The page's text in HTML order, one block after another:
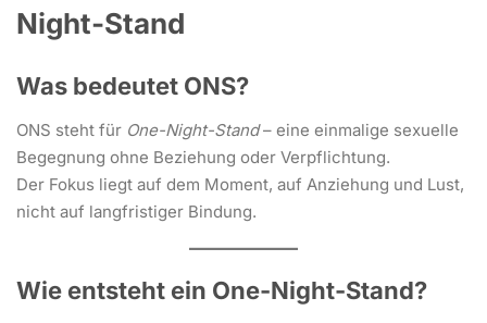
Night-Stand
Was bedeutet ONS?
ONS steht für One-Night-Stand– eine einmalige sexuelle
Begegnung ohne Beziehung oder Verpflichtung.
Der Fokus liegt auf dem Moment, auf Anziehung und Lust,
nicht auf langfristiger Bindung.
Wie entsteht ein One-Night-Stand?